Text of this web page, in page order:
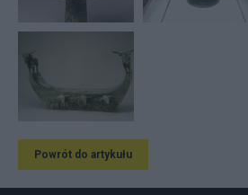
Powrót do artykułu